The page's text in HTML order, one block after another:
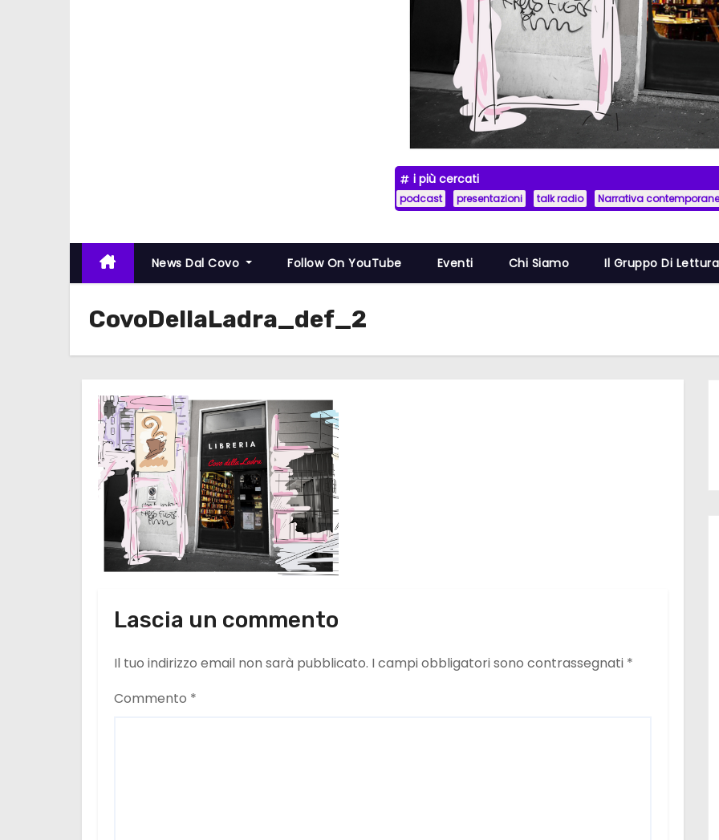
i più cercati
podcast presentazioni talk radio Narrativa
News Dal Covo Follow On YouTube Eventi Chi Siamo Il Gruppo Di Lettura
CovoDellaLadra_def_2
Lascia un commento
Il tuo indirizzo email non sarà pubblicato. I campi obbligatori sono contrassegnati *
Commento *